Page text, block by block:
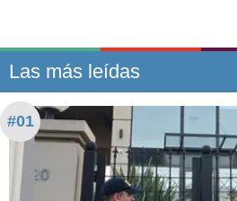
Las más leídas
#01